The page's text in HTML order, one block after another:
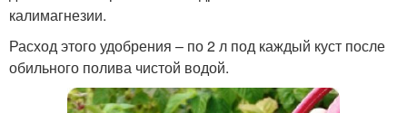
калимагнезии.
Расход этого удобрения – по 2 л под каждый куст после
обильного полива чистой водой.